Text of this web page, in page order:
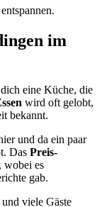
im
eine Küche, die
wird oft gelobt,
bekannt.
und da ein paar
Das Preis-
wobei es
gab.
viele Gäste